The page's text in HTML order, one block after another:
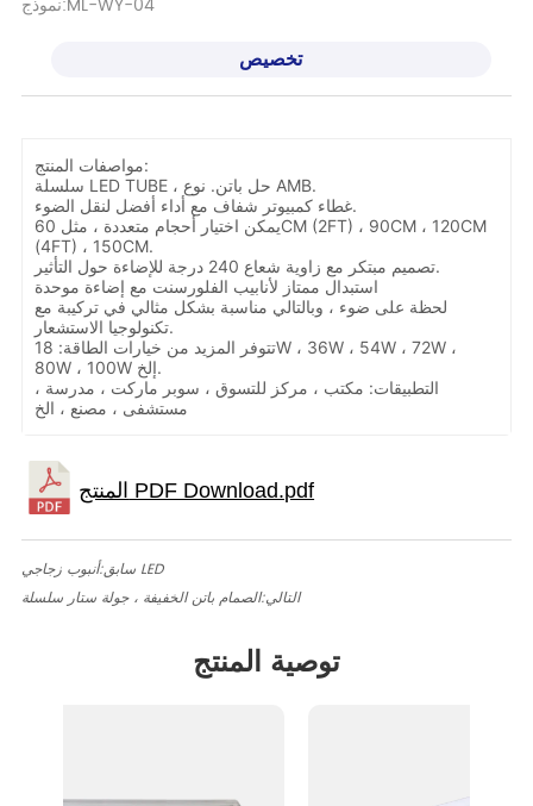
تخصيص
مواصفات المنتج:
سلسلة LED TUBE ، حل باتن. نوع AMB.
غطاء كمبيوتر شفاف مع أداء أفضل لنقل الضوء.
يمكن اختيار أحجام متعددة ، مثل 60CM (2FT) ، 90CM ، 120CM
(4FT) ، 150CM.
تصميم مبتكر مع زاوية شعاع 240 درجة للإضاءة حول التأثير.
استبدال ممتاز لأنابيب الفلورسنت مع إضاءة موحدة
لحظة على ضوء ، وبالتالي مناسبة بشكل مثالي في تركيبة مع
تكنولوجيا الاستشعار.
تتوفر المزيد من خيارات الطاقة: 18W ، 36W ، 54W ، 72W ،
80W ، 100W إلخ.
التطبيقات: مكتب ، مركز للتسوق ، سوبر ماركت ، مدرسة ،
مستشفى ، مصنع ، الخ
سابق: أنبوب زجاجي LED
التالي:الصمام باتن الخفيفة ، جولة ستار سلسلة
توصية المنتج